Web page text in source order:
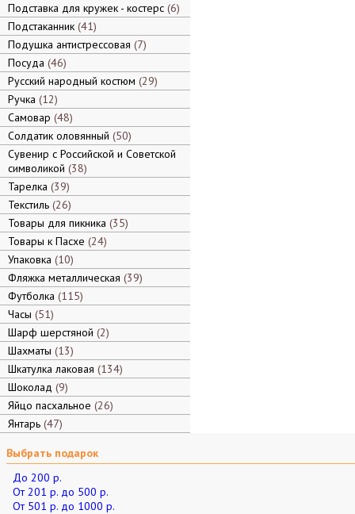
Подставка для кружек - костерс 6
Подстаканник 41
Подушка антистрессовая 7
Посуда 46
Русский народный костюм 29
Ручка 12
Самовар 48
Солдатик оловянный 50
Сувенир с Российской и Советской
символикой 38
Тарелка 39
Текстиль 26
Товары для пикника 35
Товары к Пасхе 24
Упаковка 10
Фляжка металлическая 39
Футболка 115
Часы 51
Шарф шерстяной 2
Шахматы 13
Шкатулка лаковая 134
Шоколад 9
Яйцо пасхальное 26
Янтарь 47
Выбрать подарок
До 200 р.
От 201 р. до 500 р.
От 501 р. до 1000 р.